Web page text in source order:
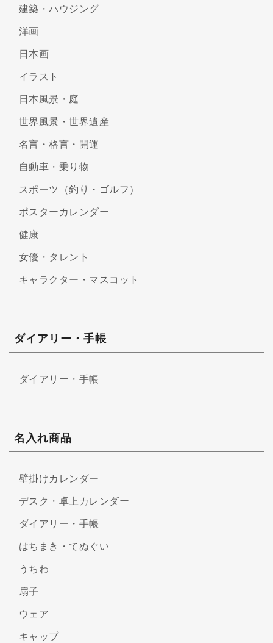
建築・ハウジング
洋画
日本画
イラスト
日本風景・庭
世界風景・世界遺産
名言・格言・開運
自動車・乗り物
スポーツ（釣り・ゴルフ）
ポスターカレンダー
健康
女優・タレント
キャラクター・マスコット
ダイアリー・手帳
ダイアリー・手帳
名入れ商品
壁掛けカレンダー
デスク・卓上カレンダー
ダイアリー・手帳
はちまき・てぬぐい
うちわ
扇子
ウェア
キャップ